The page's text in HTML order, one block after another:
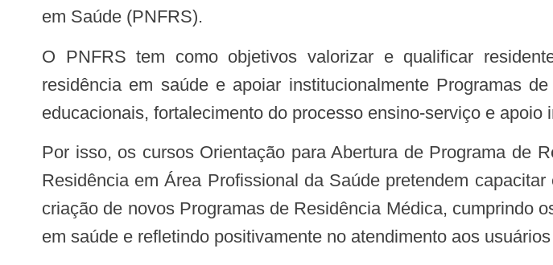
em Saúde (PNFRS).
O PNFRS tem como objetivos valorizar e qualificar residentes, corpo docente-assistencial e gestores de programas de
residência em saúde e apoiar institucionalmente Programas
educacionais, fortalecimento do processo ensino-serviço e apoio
Por isso, os cursos Orientação para Abertura de Programa de Residência Médica e Orientação para Abertura de Programa de
Residência em Área Profissional da Saúde pretendem
criação de novos Programas de Residência Médica, cumprindo
em saúde e refletindo positivamente no atendimento aos